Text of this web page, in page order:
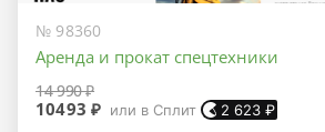
№ 98360
Аренда и прокат спецтехники
14 990 ₽
10493 ₽ или в Сплит 2 623 ₽